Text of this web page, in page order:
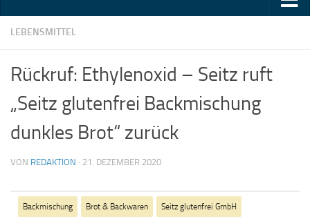
LEBENSMITTEL
Rückruf: Ethylenoxid – Seitz ruft
„Seitz glutenfrei Backmischung
dunkles Brot“ zurück
VON REDAKTION · 21. DEZEMBER 2020
Backmischung Brot & Backwaren Seitz glutenfrei GmbH